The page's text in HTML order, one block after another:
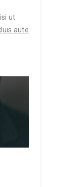
ut
aute